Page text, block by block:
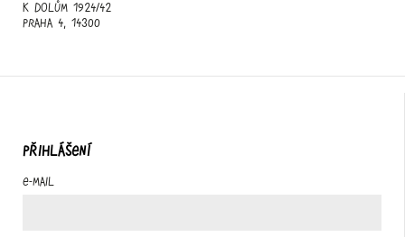
K Dolům 1924/42
Praha 4, 14300
PŘIHLÁŠENÍ
E-mail